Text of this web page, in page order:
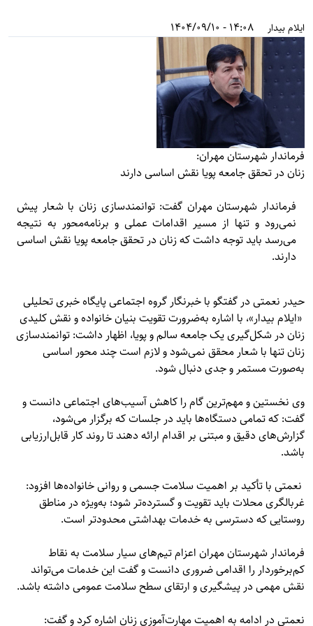
ایلام بیدار 14:08 - 1404/09/10
فرماندار شهرستان مهران:
زنان در تحقق جامعه پویا نقش اساسی دارند
فرماندار شهرستان مهران گفت: توانمندسازی زنان با شعار پیش
نمی‌رود و تنها از مسیر اقدامات عملی و برنامه‌محور به نتیجه
می‌رسد باید توجه داشت که زنان در تحقق جامعه پویا نقش اساسی
دارند.
حیدر نعمتی در گفتگو با خبرنگار گروه اجتماعی پایگاه خبری تحلیلی
«ایلام بیدار»، با اشاره به‌ضرورت تقویت بنیان خانواده و نقش کلیدی
زنان در شکل‌گیری یک جامعه سالم و پویا، اظهار داشت: توانمندسازی
زنان تنها با شعار محقق نمی‌شود و لازم است چند محور اساسی
به‌صورت مستمر و جدی دنبال شود.
وی نخستین و مهم‌ترین گام را کاهش آسیب‌های اجتماعی دانست و
گفت: که تمامی دستگاه‌ها باید در جلسات که برگزار می‌شود،
گزارش‌های دقیق و مبتنی بر اقدام ارائه دهند تا روند کار قابل‌ارزیابی
باشد.
نعمتی با تأکید بر اهمیت سلامت جسمی و روانی خانواده‌ها افزود:
غربالگری محلات باید تقویت و گسترده‌تر شود؛ به‌ویژه در مناطق
روستایی که دسترسی به خدمات بهداشتی محدودتر است.
فرماندار شهرستان مهران اعزام تیم‌های سیار سلامت به نقاط
کم‌برخوردار را اقدامی ضروری دانست و گفت این خدمات می‌تواند
نقش مهمی در پیشگیری و ارتقای سطح سلامت عمومی داشته باشد.
نعمتی در ادامه به اهمیت مهارت‌آموزی زنان اشاره کرد و گفت: